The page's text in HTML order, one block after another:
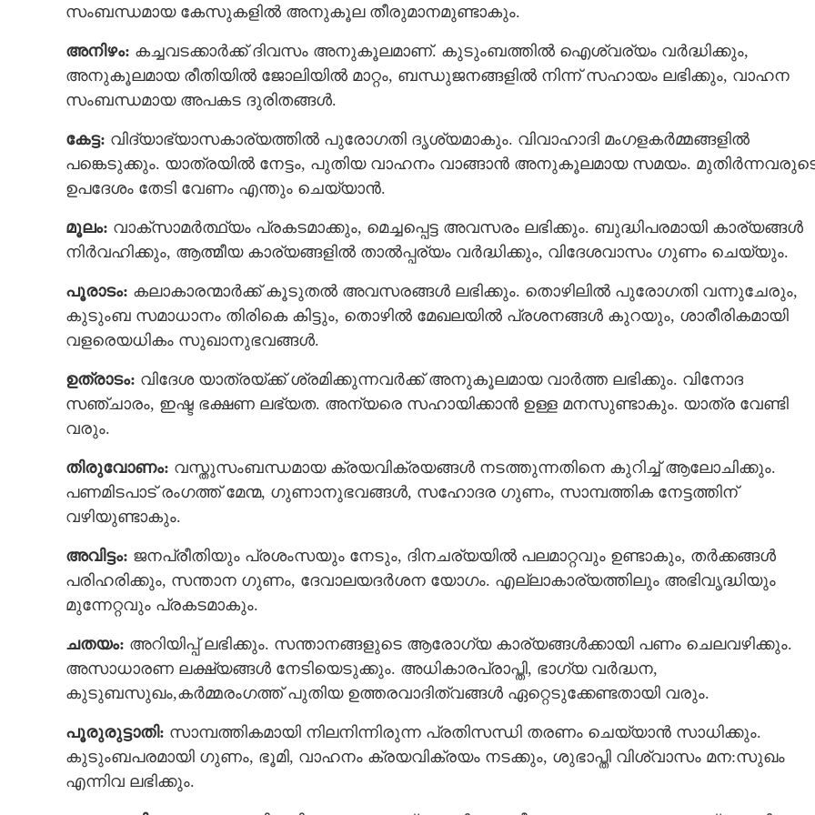
സംബന്ധമായ കേസുകളില്‍ അനുകൂല തീരുമാനമുണ്ടാകും.
അനിഴം: കച്ചവടക്കാര്‍ക്ക് ദിവസം അനുകൂലമാണ്. കുടുംബത്തില്‍ ഐശ്വര്യം വർദ്ധിക്കും,
അനുകൂലമായ രീതിയില്‍ ജോലിയില്‍ മാറ്റം, ബന്ധുജനങ്ങളില്‍ നിന്ന് സഹായം ലഭിക്കും, വാഹന
സംബന്ധമായ അപകട ദുരിതങ്ങള്‍.
കേട്ട: വിദ്യാഭ്യാസകാര്യത്തിൽ പുരോഗതി ദൃശ്യമാകും. വിവാഹാദി മംഗളകര്‍മ്മങ്ങളിൽ
പങ്കെടുക്കും. യാത്രയില്‍ നേട്ടം, പുതിയ വാഹനം വാങ്ങാന്‍ അനുകൂലമായ സമയം.
ഉപദേശം തേടി വേണം എന്തും ചെയ്യാൻ.
മൂലം: വാക്‌സാമര്‍ത്ഥ്യം പ്രകടമാക്കും, മെച്ചപ്പെട്ട അവസരം ലഭിക്കും. ബുദ്ധിപരമായി കാര്യങ്ങള്‍
നിര്‍വഹിക്കും, ആത്മീയ കാര്യങ്ങളില്‍ താല്‍പ്പര്യം വർദ്ധിക്കും, വിദേശവാസം ഗുണം ചെയ്യും.
പൂരാടം: കലാകാരന്മാര്‍ക്ക് കൂടുതൽ അവസരങ്ങള്‍ ലഭിക്കും. തൊഴിലിൽ പുരോഗതി വന്നുചേരും,
കുടുംബ സമാധാനം തിരികെ കിട്ടും, തൊഴില്‍ മേഖലയില്‍ പ്രശനങ്ങൾ കുറയും, ശാരീരികമായി
വളരെയധികം സുഖാനുഭവങ്ങള്‍.
ഉത്രാടം: വിദേശ യാത്രയ്ക്ക് ശ്രമിക്കുന്നവർക്ക് അനുകൂലമായ വാർത്ത ലഭിക്കും. വിനോദ
സഞ്ചാരം, ഇഷ്ട ഭക്ഷണ ലഭ്യത. അന്യരെ സഹായിക്കാന്‍ ഉള്ള മനസുണ്ടാകും. യാത്ര വേണ്ടി
വരും.
തിരുവോണം: വസ്തുസംബന്ധമായ ക്രയവിക്രയങ്ങൾ നടത്തുന്നതിനെ കുറിച്ച് ആലോചിക്കും.
പണമിടപാട് രംഗത്ത് മേന്മ, ഗുണാനുഭവങ്ങള്‍, സഹോദര ഗുണം, സാമ്പത്തിക നേട്ടത്തിന്
വഴിയുണ്ടാകും.
അവിട്ടം: ജനപ്രീതിയും പ്രശംസയും നേടും, ദിനചര്യയിൽ പലമാറ്റവും ഉണ്ടാകും, തര്‍ക്കങ്ങള്‍
പരിഹരിക്കും, സന്താന ഗുണം, ദേവാലയദര്‍ശന യോഗം. എല്ലാകാര്യത്തിലും അഭിവൃദ്ധിയും
മുന്നേറ്റവും പ്രകടമാകും.
ചതയം: അറിയിപ്പ് ലഭിക്കും. സന്താനങ്ങളുടെ ആരോഗ്യ കാര്യങ്ങള്‍ക്കായി പണം ചെലവഴിക്കും.
അസാധാരണ ലക്ഷ്യങ്ങള്‍ നേടിയെടുക്കും. അധികാരപ്രാപ്തി, ഭാഗ്യ വര്‍ദ്ധന,
കുടുബസുഖം,കര്‍മ്മരംഗത്ത് പുതിയ ഉത്തരവാദിത്വങ്ങള്‍ ഏറ്റെടുക്കേണ്ടതായി വരും.
പൂരുരുട്ടാതി: സാമ്പത്തികമായി നിലനിന്നിരുന്ന പ്രതിസന്ധി തരണം ചെയ്യാന്‍ സാധിക്കും.
കുടുംബപരമായി ഗുണം, ഭൂമി, വാഹനം ക്രയവിക്രയം നടക്കും, ശുഭാപ്തി വിശ്വാസം മന:സുഖം
എന്നിവ ലഭിക്കും.